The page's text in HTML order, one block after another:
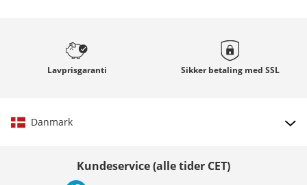
Lavprisgaranti Sikker betaling med SSL
Danmark
Kundeservice (alle tider CET)